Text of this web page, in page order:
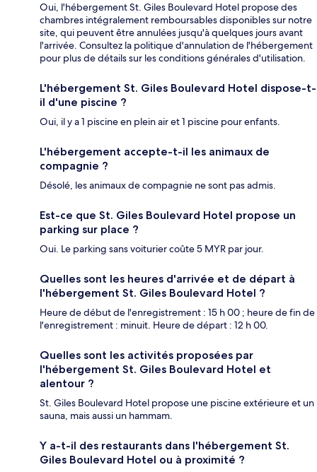
Oui, l'hébergement St. Giles Boulevard Hotel propose des
chambres intégralement remboursables disponibles sur notre
site, qui peuvent être annulées jusqu'à quelques jours avant
l'arrivée. Consultez la politique d'annulation de l'hébergement
pour plus de détails sur les conditions générales d'utilisation.
L'hébergement St. Giles Boulevard Hotel dispose-t-
il d'une piscine ?
Oui, il y a 1 piscine en plein air et 1 piscine pour enfants.
L'hébergement accepte-t-il les animaux de
compagnie ?
Désolé, les animaux de compagnie ne sont pas admis.
Est-ce que St. Giles Boulevard Hotel propose un
parking sur place ?
Oui. Le parking sans voiturier coûte 5 MYR par jour.
Quelles sont les heures d'arrivée et de départ à
l'hébergement St. Giles Boulevard Hotel ?
Heure de début de l'enregistrement : 15 h 00 ; heure de fin de
l'enregistrement : minuit. Heure de départ : 12 h 00.
Quelles sont les activités proposées par
l'hébergement St. Giles Boulevard Hotel et
alentour ?
St. Giles Boulevard Hotel propose une piscine extérieure et un
sauna, mais aussi un hammam.
Y a-t-il des restaurants dans l'hébergement St.
Giles Boulevard Hotel ou à proximité ?